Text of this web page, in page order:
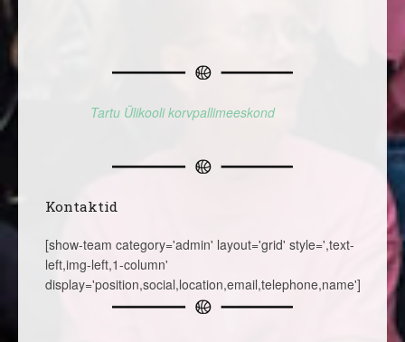
Tartu Ülikooli korvpallimeeskond
Kontaktid
[show-team category='admin' layout='grid' style=',text-
left,img-left,1-column'
display='position,social,location,email,telephone,name']